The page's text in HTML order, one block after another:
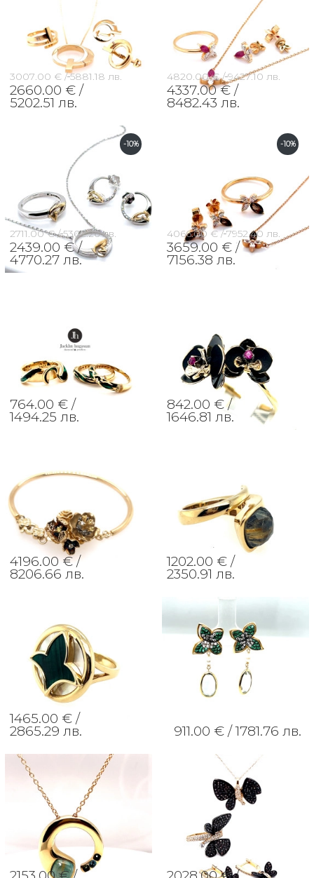
3007.00 € / 5881.18 лв.
2660.00 € /
5202.51 лв.
4820.00 € / 9427.10 лв.
4337.00 € /
8482.43 лв.
-10%
2711.00 € / 5302.26 лв.
2439.00 € /
4770.27 лв.
-10%
4066.00 € / 7952.40 лв.
3659.00 € /
7156.38 лв.
764.00 € /
1494.25 лв.
842.00 € /
1646.81 лв.
4196.00 € /
8206.66 лв.
1202.00 € /
2350.91 лв.
1465.00 € /
2865.29 лв. 911.00 € / 1781.76 лв.